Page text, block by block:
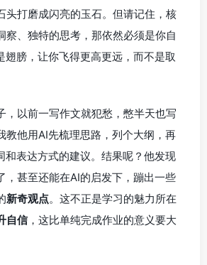
头打磨成闪亮的玉石。但请记住，核
察、独特的思考，那依然必须是你自
翅膀，让你飞得更高更远，而不是取
，以前一写作文就犯愁，憋半天也写
教他用AI先梳理思路，列个大纲，再
和表达方式的建议。结果呢？他发现
，甚至还能在AI的启发下，蹦出一些
新奇观点。这不正是学习的魅力所在
自信，这比单纯完成作业的意义要大